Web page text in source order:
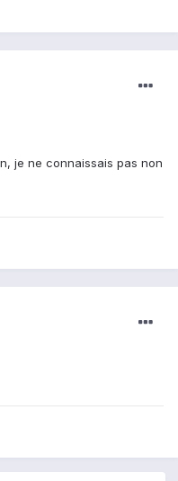
je ne connaissais pas non